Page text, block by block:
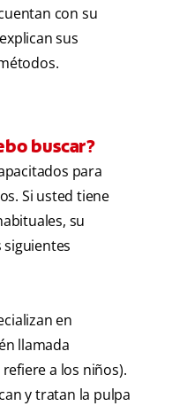
con su
sus
buscar?
para
Si usted tiene
su
en
llamada
a los niños).
y tratan la pulpa